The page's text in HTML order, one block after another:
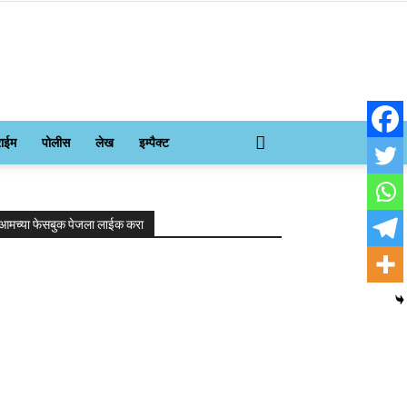
पोलीस लेख इम्पैक्ट
फेसबुक पेजला लाईक करा